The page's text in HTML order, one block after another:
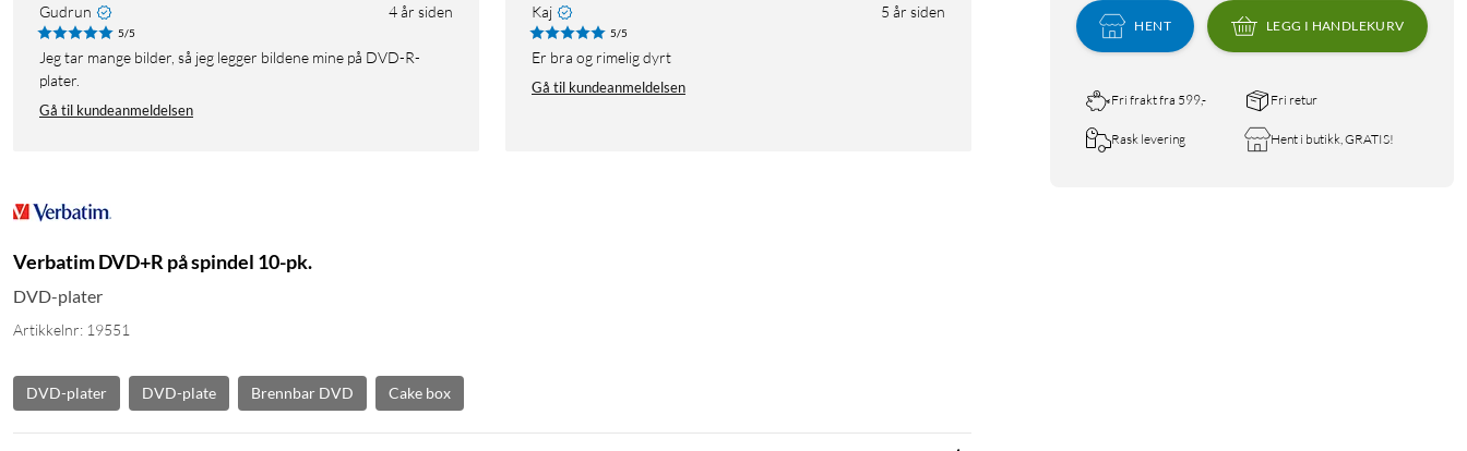
HENT LEGG I HANDLEKURV
Fri frakt fra 599,- Fri retur
Rask levering Hent i butikk, GRATIS!
Gudrun 4 år siden
5/5
Jeg tar mange bilder, så jeg legger bildene mine på DVD-R-
plater.
Gå til kundeanmeldelsen
Kaj 5 år siden
5/5
er bra og rimelig dyrt
Gå til kundeanmeldelsen
Verbatim DVD+R på spindel 10-pk.
DVD-plater
Artikkelnr: 19551
DVD-plater DVD-plate Brennbar DVD Cake box